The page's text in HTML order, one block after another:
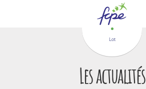
Lot
Les actualités
Panneau de gestion des cookies